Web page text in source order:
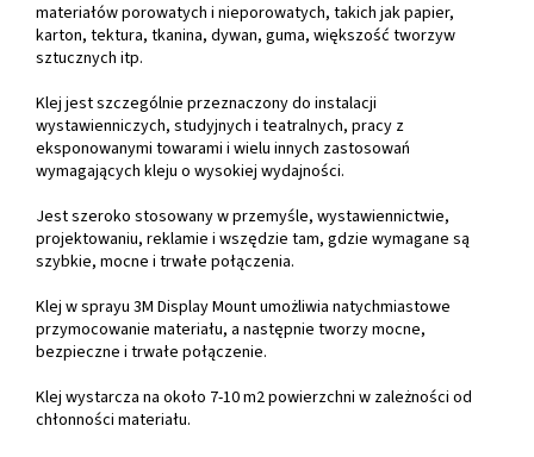
materiałów porowatych i nieporowatych, takich jak papier,
karton, tektura, tkanina, dywan, guma, większość tworzyw
sztucznych itp.
Klej jest szczególnie przeznaczony do instalacji
wystawienniczych, studyjnych i teatralnych, pracy z
eksponowanymi towarami i wielu innych zastosowań
wymagających kleju o wysokiej wydajności.
Jest szeroko stosowany w przemyśle, wystawiennictwie,
projektowaniu, reklamie i wszędzie tam, gdzie wymagane są
szybkie, mocne i trwałe połączenia.
Klej w sprayu 3M Display Mount umożliwia natychmiastowe
przymocowanie materiału, a następnie tworzy mocne,
bezpieczne i trwałe połączenie.
Klej wystarcza na około 7-10 m2 powierzchni w zależności od
chłonności materiału.